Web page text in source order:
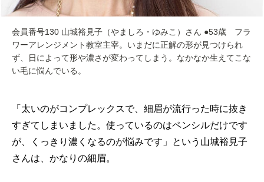
会員番号130 山城裕見子（やましろ・ゆみこ）さん ●53歳 フラ
ワーアレンジメント教室主宰。いまだに正解の形が見つけられ
ず、日によって形や濃さが変わってしまう。なかなか生えてこな
い毛に悩んでいる。
「太いのがコンプレックスで、細眉が流行った時に抜き
すぎてしまいました。使っているのはペンシルだけです
が、くっきり濃くなるのが悩みです」という山城裕見子
さんは、かなりの細眉。